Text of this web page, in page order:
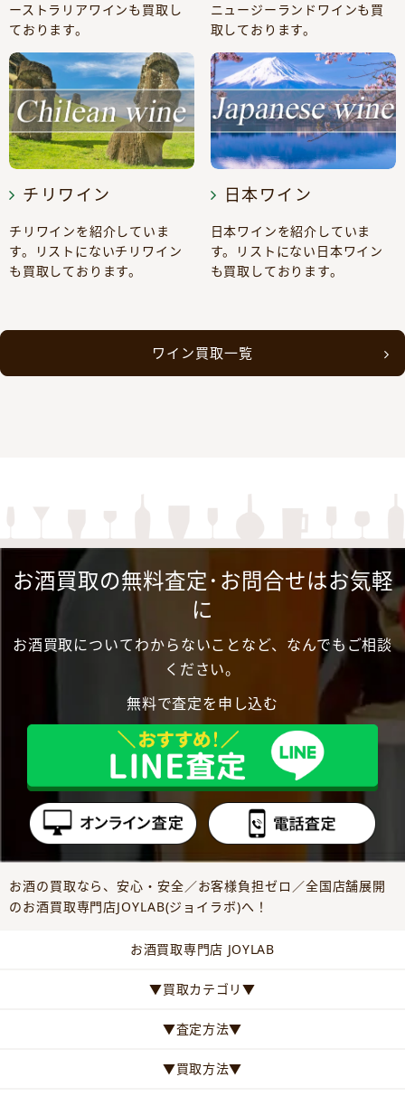
ーストラリアワインも買取し
ております。
ニュージーランドワインも買
取しております。
チリワイン
チリワインを紹介していま
す。リストにないチリワイン
も買取しております。
日本ワイン
日本ワインを紹介していま
す。リストにない日本ワイン
も買取しております。
ワイン買取一覧
お酒買取の無料査定･お問合せはお気軽
に
お酒買取についてわからないことなど、なんでもご相談
ください。
無料で査定を申し込む
お酒の買取なら、安心・安全／お客様負担ゼロ／全国店舗展開
のお酒買取専門店JOYLAB(ジョイラボ)へ！
お酒買取専門店 JOYLAB
▼買取カテゴリ▼
▼査定方法▼
▼買取方法▼